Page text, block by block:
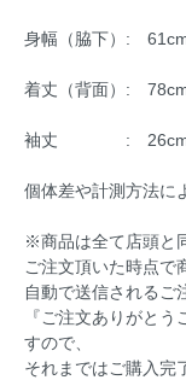
身幅（脇下）:
着丈（背面）:
袖丈 :
個体差や計測方法に
※商品は全て店頭と
ご注文頂いた時点で
自動で送信されるご
『ご注文ありがと
すので、
それまではご購入完